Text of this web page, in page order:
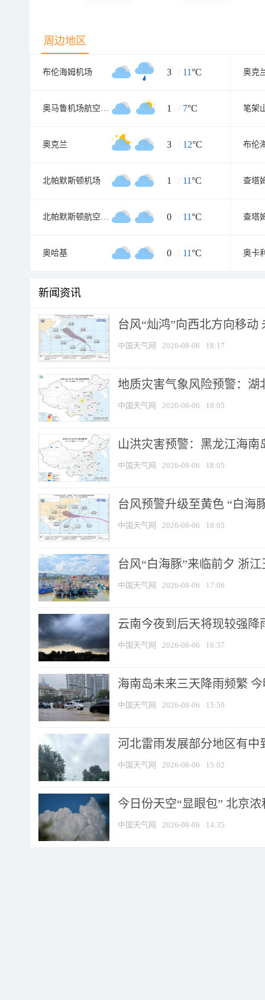
周边地区
布伦海姆机场 3 / 11°C 奥克
奥马鲁机场航空气象处 1 / 7°C 笔架
奥克兰 3 / 12°C
北帕默斯顿机场 1 / 11°C 查塔
北帕默斯顿航空气象处 0 / 11°C
奥哈基 0 / 11°C 奥卡
新闻资讯
台风“灿鸿”向西北方向移动
中国天气网 2026-08-06 18:17
地质灾害气象风险预警：湖
中国天气网 2026-08-06 18:05
山洪灾害预警：黑龙江海
中国天气网 2026-08-06 18:05
台风预警升级至黄色 “白海
中国天气网 2026-08-06 18:05
台风“白海豚”来临前夕 浙
中国天气网 2026-08-06 17:06
云南今夜到后天将现较强降
中国天气网 2026-08-06 16:37
海南岛未来三天降雨频繁
中国天气网 2026-08-06 15:50
河北雷雨发展部分地区有中
中国天气网 2026-08-06 15:02
今日份天空“显眼包” 北京
中国天气网 2026-08-06 14:35